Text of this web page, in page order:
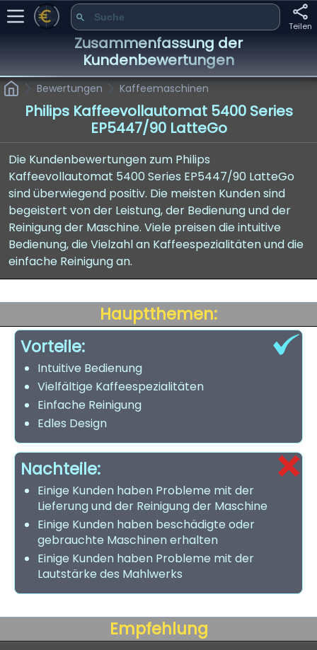
Teilen
Zusammenfassung der
Kundenbewertungen
Bewertungen Kaffeemaschinen
Philips Kaffeevollautomat 5400 Series
EP5447/90 LatteGo
Die Kundenbewertungen zum Philips
Kaffeevollautomat 5400 Series EP5447/90 LatteGo
sind überwiegend positiv. Die meisten Kunden sind
begeistert von der Leistung, der Bedienung und der
Reinigung der Maschine. Viele preisen die intuitive
Bedienung, die Vielzahl an Kaffeespezialitäten und die
einfache Reinigung an.
Hauptthemen:
Vorteile:
Intuitive Bedienung
Vielfältige Kaffeespezialitäten
Einfache Reinigung
Edles Design
Nachteile:
Einige Kunden haben Probleme mit der
Lieferung und der Reinigung der Maschine
Einige Kunden haben beschädigte oder
gebrauchte Maschinen erhalten
Einige Kunden haben Probleme mit der
Lautstärke des Mahlwerks
Empfehlung